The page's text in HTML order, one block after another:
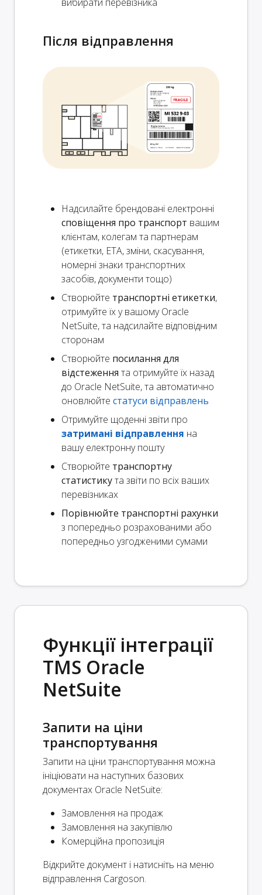
Після відправлення
Надсилайте брендовані електронні
сповіщення про транспорт вашим
клієнтам, колегам та партнерам
(етикетки, ETA, зміни, скасування,
номерні знаки транспортних
засобів, документи тощо)
Створюйте транспортні етикетки,
отримуйте їх у вашому Oracle
NetSuite, та надсилайте відповідним
сторонам
Створюйте посилання для
відстеження та отримуйте їх назад
до Oracle NetSuite, та автоматично
оновлюйте статуси відправлень
Отримуйте щоденні звіти про
затримані відправлення на
вашу електронну пошту
Створюйте транспортну
статистикута звіти по всіх ваших
перевізниках
Порівнюйте транспортні рахунки
з попередньо розрахованими або
попередньо узгодженими сумами
Функції інтеграції
TMS Oracle
NetSuite
Запити на ціни
транспортування
Запити на ціни транспортування можна
ініціювати на наступних базових
документах Oracle NetSuite:
Замовлення на продаж
Замовлення на закупівлю
Комерційна пропозиція
Відкрийте документ і натисніть на меню
відправлення Cargoson.